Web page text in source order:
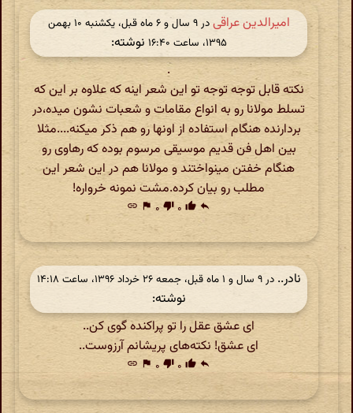
امیرالدین عراقی
در ‫۹ سال و ۶ ماه قبل، یکشنبه ۱۰ بهمن
۱۳۹۵، ساعت ۱۶:۴۰
نوشته:
.
نکته قابل توجه توجه تو این شعر اینه که علاوه بر این که
تسلط مولانا رو به انواع مقامات و شعبات نشون میده،در
بردارنده هنگام استفاده از اونها رو هم ذکر میکنه....مثلا
بین اهل فن قدیم موسیقی مرسوم بوده که رهاوی رو
هنگام خفتن مینواختند و مولانا هم در این شعر این
مطلب رو بیان کرده.مشت نمونه خرواره!
reply
thumb_up ۰ thumb_down ۰ flag
link
نادر..در ‫۹ سال و ۱ ماه قبل، جمعه ۲۶ خرداد ۱۳۹۶، ساعت ۱۴:۱۸
نوشته:
ای عشق عقل را تو پراکنده گوی کن..
ای عشق! نکته‌های پریشانم آرزوست..
reply
thumb_up ۰ thumb_down ۰ flag
link